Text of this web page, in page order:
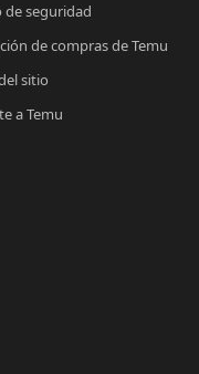
de seguridad
de compras de Temu
sitio
a Temu